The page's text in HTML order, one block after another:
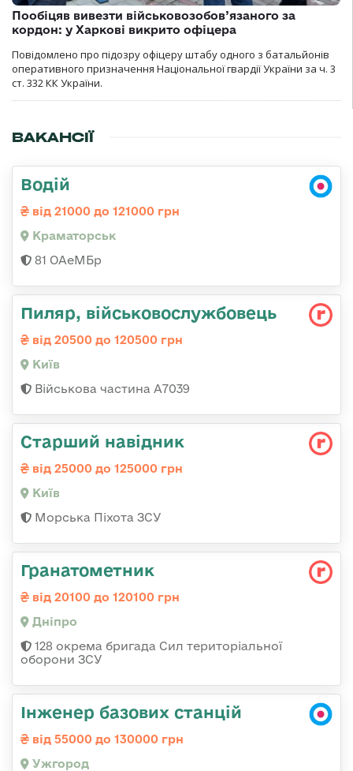
Пообіцяв вивезти військовозобов’язаного за
кордон: у Харкові викрито офіцера
Повідомлено про підозру офіцеру штабу одного з батальйонів
оперативного призначення Національної гвардії України за ч. 3
ст. 332 КК України.
ВАКАНСІЇ
Водій
від 21000 до 121000 грн
Краматорськ
81 ОАеМБр
Пиляр, військовослужбовець
від 20500 до 120500 грн
Київ
Військова частина А7039
Стаpший навідник
від 25000 до 125000 грн
Київ
Морська Піхота ЗСУ
Гранатометник
від 20100 до 120100 грн
Дніпро
128 окрема бригада Сил територіальної
оборони ЗСУ
Інженер базових станцій
від 55000 до 130000 грн
Ужгород